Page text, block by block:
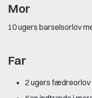
Mor
10 ugers barselsorlov
Far
2 ugers fædreorlov